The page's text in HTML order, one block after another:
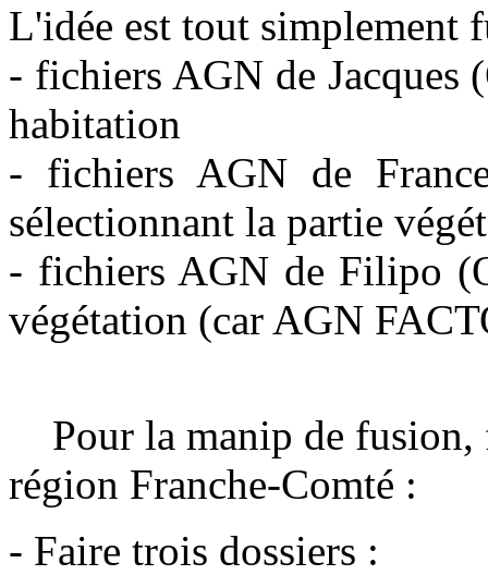
L'idée est tout simplement
- fichiers AGN de Jacques
habitation
- fichiers AGN de
sélectionnant la partie
- fichiers AGN de Filipo
végétation (car AGN
Pour la manip de fusion,
région Franche-Comté :
- Faire trois dossiers :